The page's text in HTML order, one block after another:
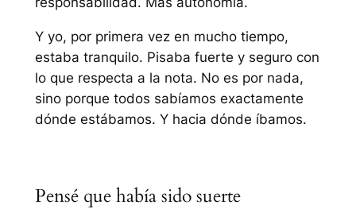
Y yo, por primera vez en mucho tiempo,
estaba tranquilo. Pisaba fuerte y seguro con
lo que respecta a la nota. No es por nada,
sino porque todos sabíamos exactamente
dónde estábamos. Y hacia dónde íbamos.
Pensé que había sido suerte